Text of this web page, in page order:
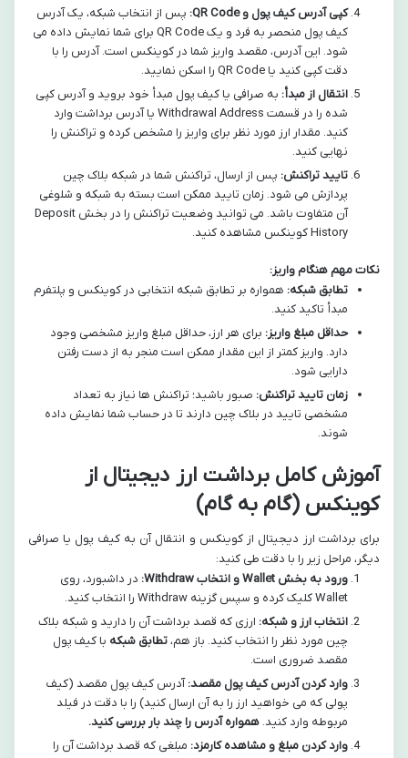
کپی آدرس کیف پول و QR Code:
پس از انتخاب شبکه، یک آدرس
کیف پول منحصر به فرد و یک QR Code برای شما نمایش داده می
شود. این آدرس، مقصد واریز شما در کوینکس است. آدرس را با
دقت کپی کنید یا QR Code را اسکن نمایید.
انتقال از مبدأ: به صرافی یا کیف پول مبدأ خود بروید و آدرس کپی
شده را در قسمت Withdrawal Address یا آدرس برداشت وارد
کنید. مقدار ارز مورد نظر برای واریز را مشخص کرده و تراکنش را
نهایی کنید.
تایید تراکنش: پس از ارسال، تراکنش شما در شبکه بلاک چین
پردازش می شود. زمان تایید ممکن است بسته به شبکه و شلوغی
آن متفاوت باشد. می توانید وضعیت تراکنش را در بخش Deposit
History کوینکس مشاهده کنید.
نکات مهم هنگام واریز:
تطابق شبکه: همواره بر تطابق شبکه انتخابی در کوینکس و پلتفرم
مبدأ تاکید کنید.
حداقل مبلغ واریز: برای هر ارز، حداقل مبلغ واریز مشخصی وجود
دارد. واریز کمتر از این مقدار ممکن است منجر به از دست رفتن
دارایی شود.
زمان تایید تراکنش: صبور باشید؛ تراکنش ها نیاز به تعداد
مشخصی تایید در بلاک چین دارند تا در حساب شما نمایش داده
شوند.
آموزش کامل برداشت ارز دیجیتال از
کوینکس (گام به گام)
برای برداشت ارز دیجیتال از کوینکس و انتقال آن به کیف پول یا صرافی
دیگر، مراحل زیر را با دقت طی کنید:
ورود به بخش Wallet و انتخاب Withdraw:
در داشبورد، روی
Wallet کلیک کرده و سپس گزینه Withdraw را انتخاب کنید.
انتخاب ارز و شبکه: ارزی که قصد برداشت آن را دارید و شبکه بلاک
چین مورد نظر را انتخاب کنید. باز هم،تطابق شبکه با کیف پول
مقصد ضروری است.
وارد کردن آدرس کیف پول مقصد:آدرس کیف پول مقصد (کیف
پولی که می خواهید ارز را به آن ارسال کنید) را با دقت در فیلد
مربوطه وارد کنید. همواره آدرس را چند بار بررسی کنید.
وارد کردن مبلغ و مشاهده کارمزد: مبلغی که قصد برداشت آن را